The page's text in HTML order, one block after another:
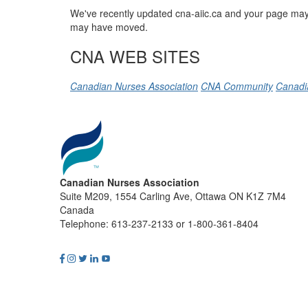
We've recently updated cna-aiic.ca and your page
may have moved.
CNA WEB SITES
Canadian Nurses Association CNA Community
Canadian Nurses Association
Suite M209, 1554 Carling Ave, Ottawa ON K1Z 7M4
Canada
Telephone: 613-237-2133 or 1-800-361-8404